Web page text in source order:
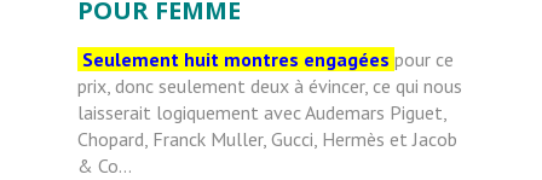
POUR FEMME
Seulement huit montres engagées pour ce
prix, donc seulement deux à évincer, ce qui nous
laisserait logiquement avec Audemars Piguet,
Chopard, Franck Muller, Gucci, Hermès et Jacob
& Co…